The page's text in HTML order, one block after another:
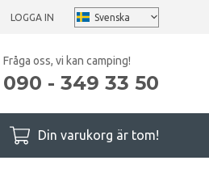
LOGGA IN
Fråga oss, vi kan camping!
090 - 349 33 50
Din varukorg är tom!